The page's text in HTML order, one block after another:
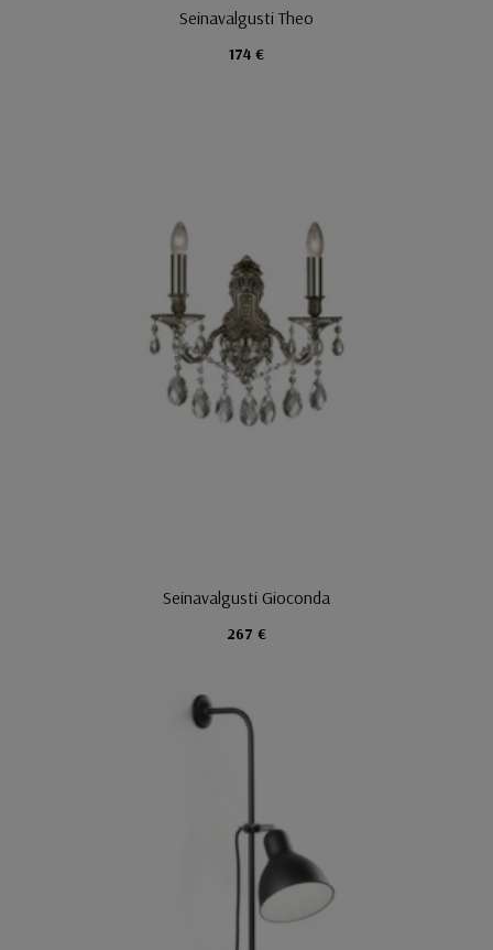
Seinavalgusti Theo
174 €
Seinavalgusti Gioconda
267 €